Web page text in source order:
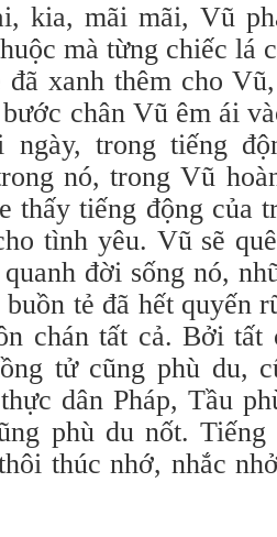
kia, mãi mãi, Vũ
mà từng chiếc lá
đã xanh thêm cho
chân Vũ êm ái
trong tiếng
nó, trong Vũ
thấy tiếng động của
tình yêu. Vũ sẽ
đời sống nó,
buồn tẻ đã hết quyến
chán tất cả. Bởi
tử cũng phù du,
dân Pháp, Tầu
phù du nốt.
thúc nhớ, nhắc